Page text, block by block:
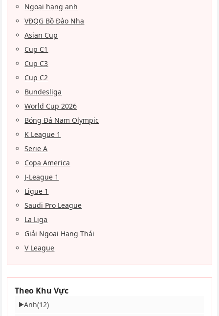
Ngoại hạng anh
VĐQG Bồ Đào Nha
Asian Cup
Cup C1
Cup C3
Cup C2
Bundesliga
World Cup 2026
Bóng Đá Nam Olympic
K League 1
Serie A
Copa America
J-League 1
Ligue 1
Saudi Pro League
La Liga
Giải Ngoại Hạng Thái
V League
Theo Khu Vực
▶Anh(12)